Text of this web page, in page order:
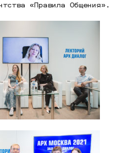
«Правила Общения».